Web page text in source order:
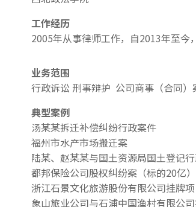
工作经历
2005年从事律师工作，自2013年至
业务范围
行政诉讼 刑事辩护 公司商事（合同）
典型案例
汤某某拆迁补偿纠纷行政案件
福州市水产市场搬迁案
陆某、赵某某与国土资源局国土登记
都邦保险公司股权纠纷案（标的20亿
浙江石景文化旅游股份有限公司挂牌
象山旅业公司与石浦中国渔村有限公